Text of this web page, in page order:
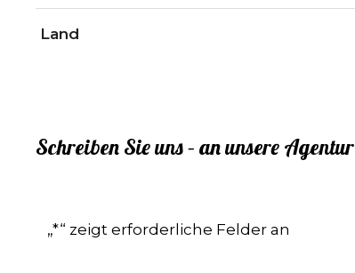
Land
Schreiben Sie uns – an unsere Agentur
„*“ zeigt erforderliche Felder an